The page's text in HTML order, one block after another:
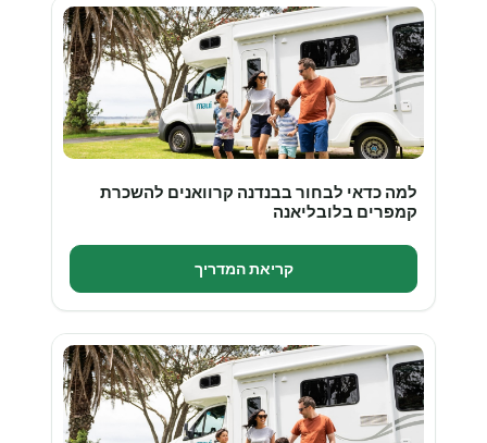
למה כדאי לבחור בבנדנה קרוואנים להשכרת
קמפרים בלובליאנה
קריאת המדריך